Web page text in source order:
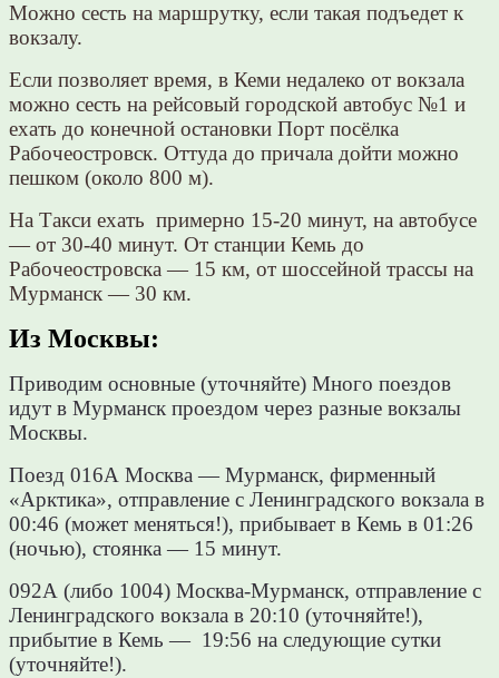
Можно сесть на маршрутку, если такая подъедет к
вокзалу.
Если позволяет время, в Кеми недалеко от вокзала
можно сесть на рейсовый городской автобус №1 и
ехать до конечной остановки Порт посёлка
Рабочеостровск. Оттуда до причала дойти можно
пешком (около 800 м).
На Такси ехать примерно 15-20 минут, на автобусе
— от 30-40 минут. От станции Кемь до
Рабочеостровска — 15 км, от шоссейной трассы на
Мурманск — 30 км.
Из Москвы:
Приводим основные (уточняйте) Много поездов
идут в Мурманск проездом через разные вокзалы
Москвы.
Поезд 016А Москва — Мурманск, фирменный
«Арктика», отправление с Ленинградского вокзала в
00:46 (может меняться!), прибывает в Кемь в 01:26
(ночью), стоянка — 15 минут.
092А (либо 1004) Москва-Мурманск, отправление с
Ленинградского вокзала в 20:10 (уточняйте!),
прибытие в Кемь — 19:56 на следующие сутки
(уточняйте!).